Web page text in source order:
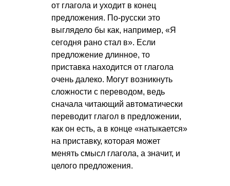
от глагола и уходит в конец
предложения. По-русски это
выглядело бы как, например, «Я
сегодня рано стал в». Если
предложение длинное, то
приставка находится от глагола
очень далеко. Могут возникнуть
сложности с переводом, ведь
сначала читающий автоматически
переводит глагол в предложении,
как он есть, а в конце «натыкается»
на приставку, которая может
менять смысл глагола, а значит, и
целого предложения.